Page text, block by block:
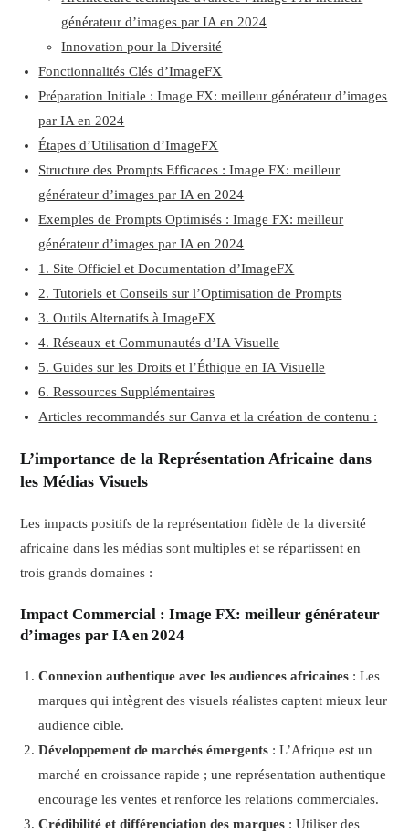
générateur d’images par IA en 2024
Innovation pour la Diversité
Fonctionnalités Clés d’ImageFX
Préparation Initiale : Image FX: meilleur générateur d’images
par IA en 2024
Étapes d’Utilisation d’ImageFX
Structure des Prompts Efficaces : Image FX: meilleur
générateur d’images par IA en 2024
Exemples de Prompts Optimisés : Image FX: meilleur
générateur d’images par IA en 2024
1. Site Officiel et Documentation d’ImageFX
2. Tutoriels et Conseils sur l’Optimisation de Prompts
3. Outils Alternatifs à ImageFX
4. Réseaux et Communautés d’IA Visuelle
5. Guides sur les Droits et l’Éthique en IA Visuelle
6. Ressources Supplémentaires
Articles recommandés sur Canva et la création de contenu :
L’importance de la Représentation Africaine dans
les Médias Visuels
Les impacts positifs de la représentation fidèle de la diversité
africaine dans les médias sont multiples et se répartissent en
trois grands domaines :
Impact Commercial : Image FX: meilleur générateur
d’images par IA en 2024
Connexion authentique avec les audiences africaines : Les
marques qui intègrent des visuels réalistes captent mieux leur
audience cible.
Développement de marchés émergents : L’Afrique est un
marché en croissance rapide ; une représentation authentique
encourage les ventes et renforce les relations commerciales.
Crédibilité et différenciation des marques : Utiliser des